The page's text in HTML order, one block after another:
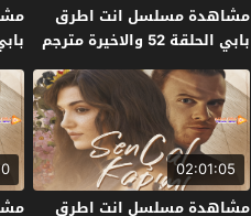
مشاهدة مسلسل انت اطرق
بابي الحلقة 52 والاخيرة مترجم
بابي
02:01:05
مشاهدة مسلسل انت اطرق